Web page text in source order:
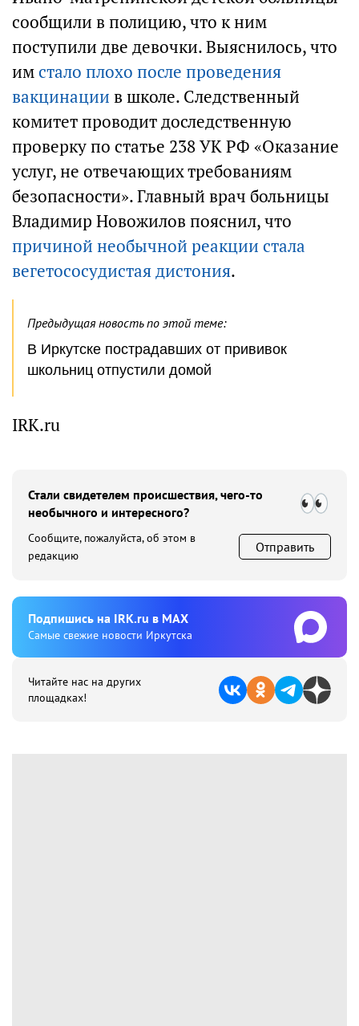
сообщили в полицию, что к ним
поступили две девочки. Выяснилось, что
имстало плохо после проведения
вакцинации в школе. Следственный
комитет проводит доследственную
проверку по статье 238 УК РФ «Оказание
услуг, не отвечающих требованиям
безопасности». Главный врач больницы
Владимир Новожилов пояснил, что
причиной необычной реакции стала
вегетососудистая дистония.
Предыдущая новость по этой теме:
В Иркутске пострадавших от прививок
школьниц отпустили домой
IRK.ru
Стали свидетелем происшествия, чего-то
необычного и интересного?
Сообщите, пожалуйста, об этом в
редакцию
Отправить
Подпишиcь на IRK.ru в MAX
Cамые свежие новости Иркутска
Читайте нас на других
площадках!